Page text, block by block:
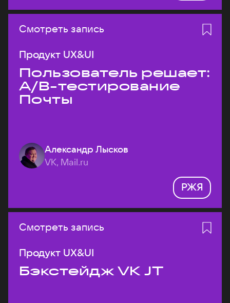
Смотреть запись
Продукт UX&UI
Пользователь решает:
A/B-тестирование
Почты
Александр Лысков
VK, Mail.ru
РЖЯ
Смотреть запись
Продукт UX&UI
Бэкстейдж VK JT